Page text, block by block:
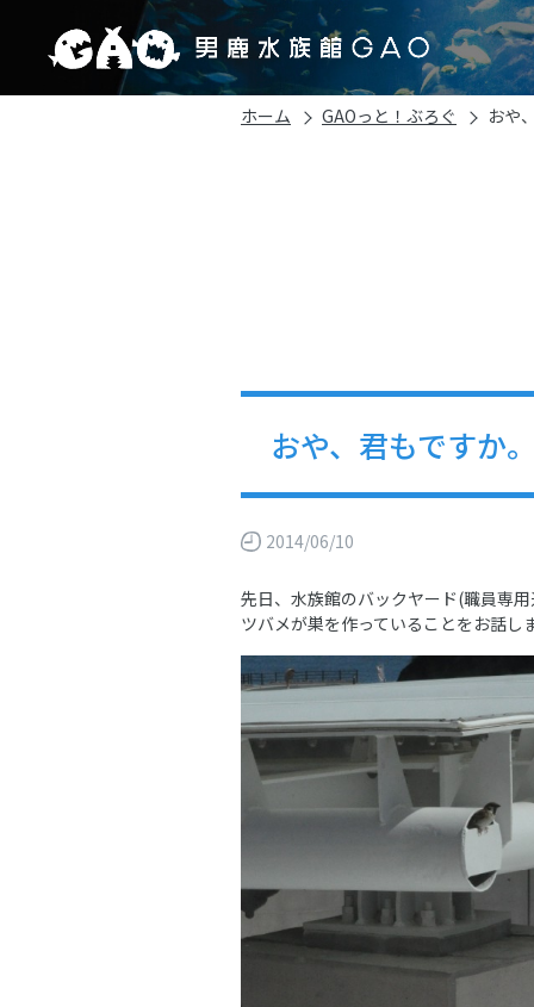
ホーム GAOっと！ぶろぐ おや
おや、君もですか
2014/06/10
先日、水族館のバックヤード(職員専
ツバメが巣を作っていることをお話し